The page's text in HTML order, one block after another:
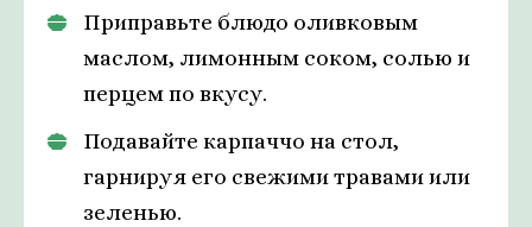
Приправьте блюдо оливковым
маслом, лимонным соком, солью и
перцем по вкусу.
Подавайте карпаччо на стол,
гарнируя его свежими травами или
зеленью.